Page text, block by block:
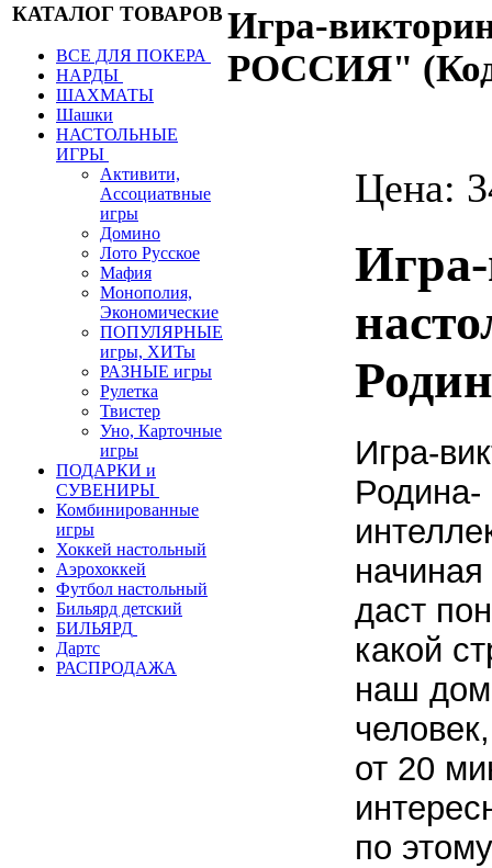
КАТАЛОГ ТОВАРОВ
ВСЕ ДЛЯ ПОКЕРА
НАРДЫ
ШАХМАТЫ
Шашки
НАСТОЛЬНЫЕ
ИГРЫ
Активити,
Ассоциатвные
игры
Домино
Лото Русское
Мафия
Монополия,
Экономические
ПОПУЛЯРНЫЕ
игры, ХИТы
РАЗНЫЕ игры
Рулетка
Твистер
Уно, Карточные
игры
ПОДАРКИ и
СУВЕНИРЫ
Комбинированные
игры
Хоккей настольный
Аэрохоккей
Футбол настольный
Бильярд детский
БИЛЬЯРД
Дартс
РАСПРОДАЖА
Игра-
РОССИЯ"
Цена:
Игра-
даст
какой
наш
от 20
по